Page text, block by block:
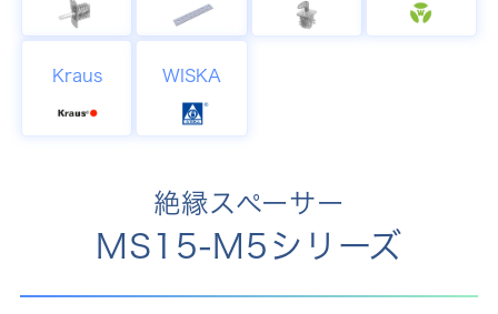
Kraus WISKA
絶縁スペーサー
MS15-M5シリーズ